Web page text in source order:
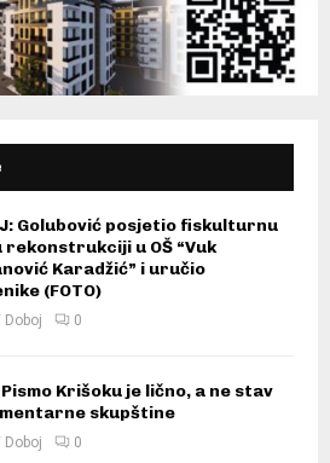
Golubović posjetio fiskulturnu
rekonstrukciji u OŠ “Vuk
Karadžić” i uručio
(FOTO)
Doboj 0
Krišoku je lično, a ne stav
skupštine
Doboj 0